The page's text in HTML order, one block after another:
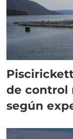
de control
según